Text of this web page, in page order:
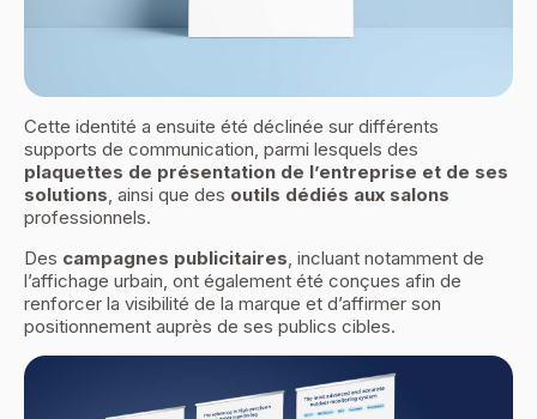
Cette identité a ensuite été déclinée sur différents
supports de communication, parmi lesquels des
plaquettes de présentation de l’entreprise et de ses
solutions, ainsi que des outils dédiés aux salons
professionnels.
Des campagnes publicitaires, incluant notamment de
l’affichage urbain, ont également été conçues afin de
renforcer la visibilité de la marque et d’affirmer son
positionnement auprès de ses publics cibles.